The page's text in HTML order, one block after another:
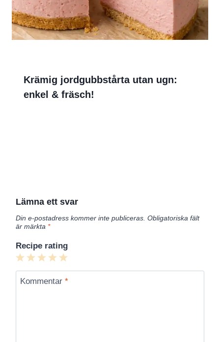
Krämig jordgubbstårta utan ugn:
enkel & fräsch!
Lämna ett svar
Din e-postadress kommer inte publiceras. Obligatoriska fält
är märkta *
Recipe rating
5
Stars
4
Stars
3
Stars
2
Stars
1
Star
Kommentar *